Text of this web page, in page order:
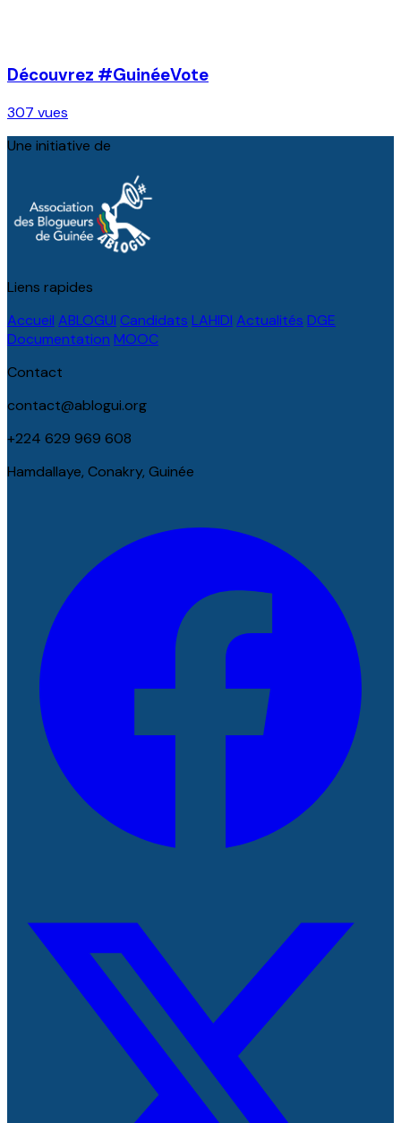
Découvrez #GuinéeVote
307 vues
Une initiative de
Liens rapides
Accueil ABLOGUI Candidats LAHIDI Actualités DGE
Documentation MOOC
Contact
contact@ablogui.org
+224 629 969 608
Hamdallaye, Conakry, Guinée